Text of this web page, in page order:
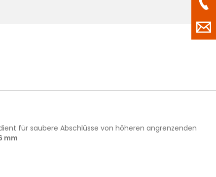
für saubere Abschlüsse von höheren angrenzenden
mm